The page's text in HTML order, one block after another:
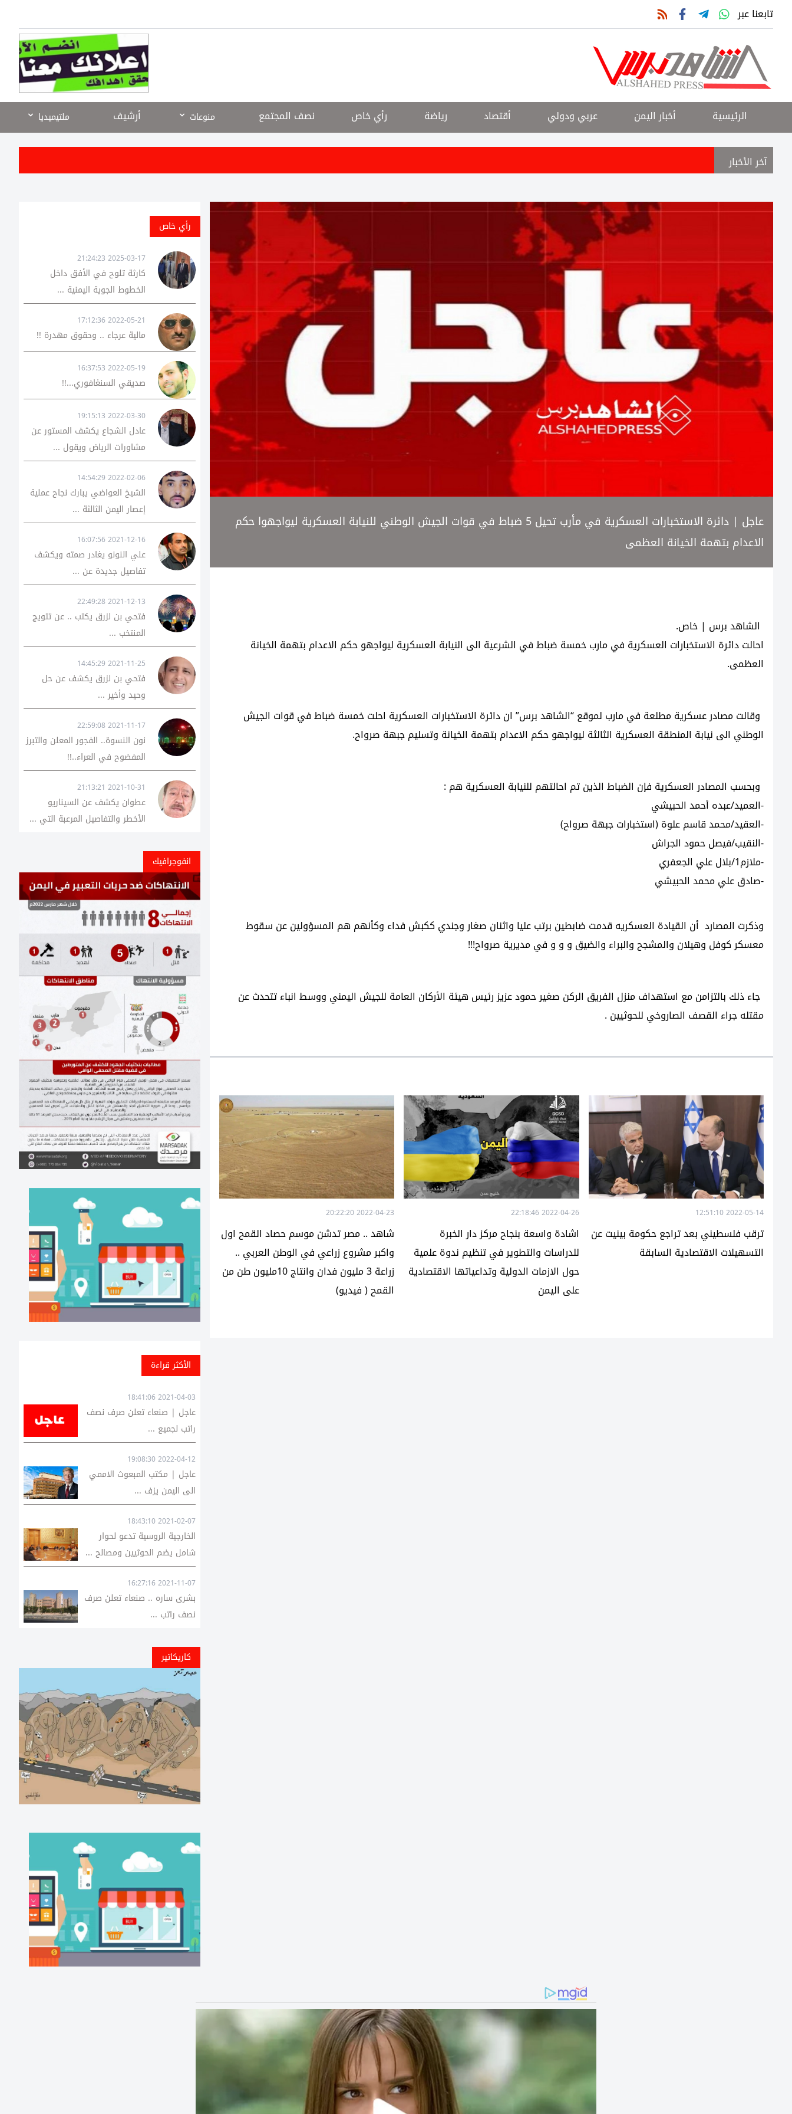
تابعنا عبر
الرئيسية أخبار اليمن عربي ودولي أقتصاد رياضة رأي خاص نصف المجتمع منوعات أرشيف ملتيميديا
آخر الأخبار
عاجل | دائرة الاستخبارات العسكرية في مأرب تحيل 5 ضباط في قوات الجيش الوطني للنيابة العسكرية ليواجهوا حكم
الاعدام بتهمة الخيانة العظمى
الشاهد برس | خاص.
احالت دائرة الاستخبارات العسكرية في مارب خمسة ضباط في الشرعية الى النيابة العسكرية ليواجهو حكم الاعدام بتهمة الخيانة
العظمى.
وقالت مصادر عسكرية مطلعة في مارب لموقع “الشاهد برس” ان دائرة الاستخبارات العسكرية احلت خمسة ضباط في قوات الجيش
الوطني الى نيابة المنطقة العسكرية الثالثة ليواجهو حكم الاعدام بتهمة الخيانة وتسليم جبهة صرواح.
وبحسب المصادر العسكرية فإن الضباط الذين تم احالتهم للنيابة العسكرية هم :
-العميد/عبده أحمد الحبيشي
-العقيد/محمد قاسم علوة (استخبارات جبهة صرواح)
-النقيب/فيصل حمود الجراش
-ملازم1/بلال علي الجعفري
-صادق علي محمد الحبيشي
وذكرت المصارد أن القيادة العسكريه قدمت ضابطين برتب عليا واثنان صغار وجندي ككبش فداء وكأنهم هم المسؤولين عن سقوط
معسكر كوفل وهيلان والمشجح والبراء والضيق و و و في مديرية صرواح!!!
جاء ذلك بالتزامن مع استهداف منزل الفريق الركن صغير حمود عزيز رئيس هيئة الأركان العامة للجيش اليمني ووسط انباء تتحدث عن
مقتله جراء القصف الصاروخي للحوثيين .
2022-05-14 12:51:10
ترقب فلسطيني بعد تراجع حكومة بينيت عن
التسهيلات الاقتصادية السابقة
2022-04-26 22:18:46
اشادة واسعة بنجاح مركز دار الخبرة
للدراسات والتطوير في تنظيم ندوة علمية
حول الازمات الدولية وتداعياتها الاقتصادية
على اليمن
2022-04-23 20:22:20
شاهد .. مصر تدشن موسم حصاد القمح اول
واكبر مشروع زراعي في الوطن العربي ..
زراعة 3 مليون فدان وانتاج 10مليون طن من
القمح ( فيديو)
رأي خاص
2025-03-17 21:24:23
كارثة تلوح في الأفق داخل
الخطوط الجوية اليمنية ...
2022-05-21 17:12:36
مالية عرجاء .. وحقوق مهدرة !!
2022-05-19 16:37:53
صديقي السنغافوري...!!
2022-03-30 19:15:13
عادل الشجاع يكشف المستور عن
مشاورات الرياض ويقول ...
2022-02-06 14:54:29
الشيخ العواضي يبارك نجاح عملية
إعصار اليمن الثالثة ...
2021-12-16 16:07:56
علي النونو يغادر صمته ويكشف
تفاصيل جديدة عن ...
2021-12-13 22:49:28
فتحي بن لزرق يكتب .. عن تتويج
المنتخب ...
2021-11-25 14:45:29
فتحي بن لزرق يكشف عن حل
وحيد وأخير ...
2021-11-17 22:59:08
نون النسوة.. الفجور المعلن والتبرز
المفضوح في العراء..!!
2021-10-31 21:13:21
عطوان يكشف عن السيناريو
الأخطر والتفاصيل المرعبة التي ...
انفوجرافيك
الأكثر قراءة
2021-04-03 18:41:06
عاجل | صنعاء تعلن صرف نصف
راتب لجميع ...
2022-04-12 19:08:30
عاجل | مكتب المبعوث الاممي
الى اليمن يزف ...
2021-02-07 18:43:10
الخارجية الروسية تدعو لحوار
شامل يضم الحوثيين ومصالح ...
2021-11-07 16:27:16
بشرى ساره .. صنعاء تعلن صرف
نصف راتب ...
كاريكاتير